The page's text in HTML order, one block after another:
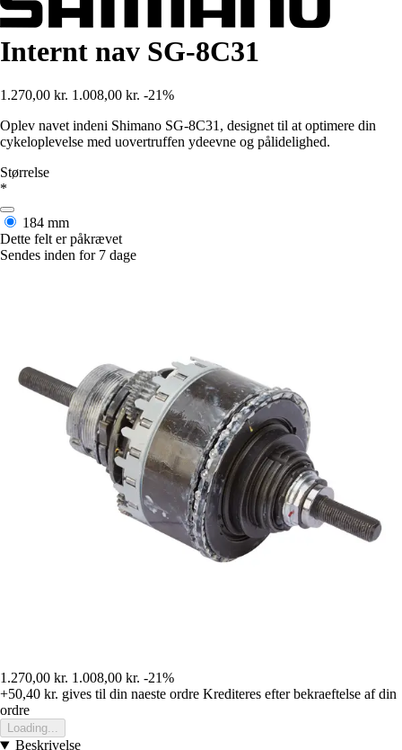
Internt nav SG-8C31
1.270,00 kr. 1.008,00 kr. -21%
Oplev navet indeni Shimano SG-8C31, designet til at optimere din
cykeloplevelse med uovertruffen ydeevne og pålidelighed.
Størrelse
*
184 mm
Dette felt er påkrævet
Sendes inden for 7 dage
1.270,00 kr. 1.008,00 kr. -21%
+50,40 kr. gives til din naeste ordre Krediteres efter bekraeftelse af din
ordre
Loading...
Beskrivelse